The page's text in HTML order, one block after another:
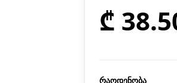
₾
რაოდენობა